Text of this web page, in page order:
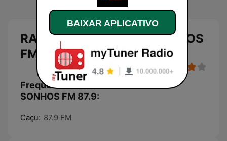
RADIO MORADA DOS SONHOS
FM 87.9
Frequências RADIO MORADA DOS
SONHOS FM 87.9:
Caçu: 87.9 FM
BAIXAR APLICATIVO